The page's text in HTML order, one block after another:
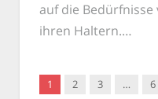
auf die
ihren Haltern.…
1 2 3 … 6